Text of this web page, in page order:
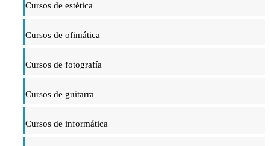
Cursos de estética
Cursos de ofimática
Cursos de fotografía
Cursos de guitarra
Cursos de informática